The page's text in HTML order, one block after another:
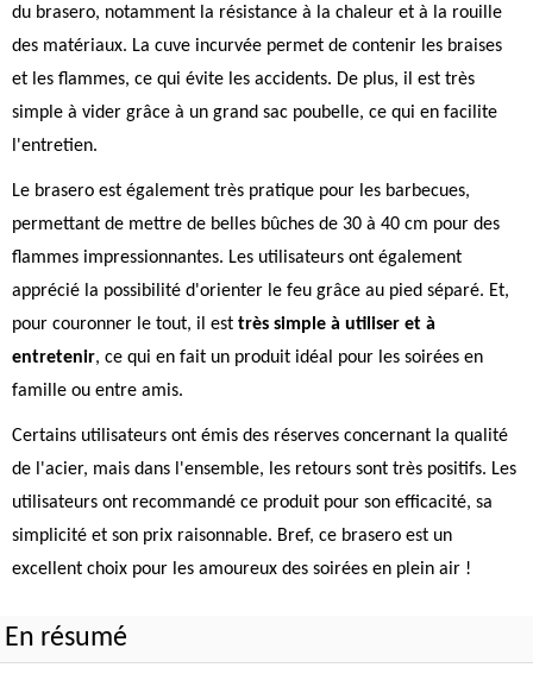
du brasero, notamment la résistance à la chaleur et à la rouille
des matériaux. La cuve incurvée permet de contenir les braises
et les flammes, ce qui évite les accidents. De plus, il est très
simple à vider grâce à un grand sac poubelle, ce qui en facilite
l'entretien.
Le brasero est également très pratique pour les barbecues,
permettant de mettre de belles bûches de 30 à 40 cm pour des
flammes impressionnantes. Les utilisateurs ont également
apprécié la possibilité d'orienter le feu grâce au pied séparé. Et,
pour couronner le tout, il est très simple à utiliser et à
entretenir, ce qui en fait un produit idéal pour les soirées en
famille ou entre amis.
Certains utilisateurs ont émis des réserves concernant la qualité
de l'acier, mais dans l'ensemble, les retours sont très positifs. Les
utilisateurs ont recommandé ce produit pour son efficacité, sa
simplicité et son prix raisonnable. Bref, ce brasero est un
excellent choix pour les amoureux des soirées en plein air !
En résumé